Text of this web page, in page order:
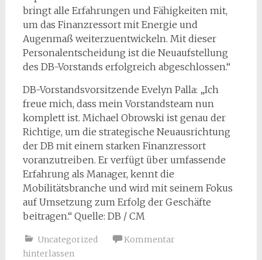
bringt alle Erfahrungen und Fähigkeiten mit,
um das Finanzressort mit Energie und
Augenmaß weiterzuentwickeln. Mit dieser
Personalentscheidung ist die Neuaufstellung
des DB-Vorstands erfolgreich abgeschlossen.“
DB-Vorstandsvorsitzende Evelyn Palla: „Ich
freue mich, dass mein Vorstandsteam nun
komplett ist. Michael Obrowski ist genau der
Richtige, um die strategische Neuausrichtung
der DB mit einem starken Finanzressort
voranzutreiben. Er verfügt über umfassende
Erfahrung als Manager, kennt die
Mobilitätsbranche und wird mit seinem Fokus
auf Umsetzung zum Erfolg der Geschäfte
beitragen.“ Quelle: DB / CM
Uncategorized
Kommentar
hinterlassen